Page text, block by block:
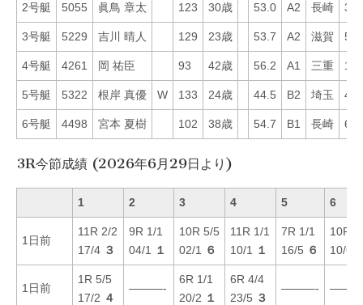
2号艇 5055 眞鳥 章太 123 30歳 53.0 A2 長崎 30
3号艇 5229 吉川 晴人 129 23歳 53.7 A2 滋賀 58
4号艇 4261 岡 祐臣 93 42歳 56.2 A1 三重 17
5号艇 5322 根岸 真優 W 133 24歳 44.5 B2 埼玉 43
6号艇 4498 宮本 夏樹 102 38歳 54.7 B1 長崎 6
3R今節成績 (2026年6月29日より)
1 2 3 4 5 6
1日前
11R 2/2
17/4 ３
9R 1/1
04/1
１
10R 5/5
02/1
６
11R 1/1
10/1
１
7R 1/1
16/5 ６
10R
10/6
1日前
1R 5/5
17/2 ４
———-
6R 1/1
20/2 １
6R 4/4
23/5 ３
———-